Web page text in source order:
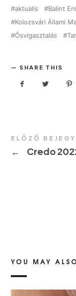
aktualis Balint
Kolozsvári Állami
Ősvigasztalás
SHARE THIS
ELŐZŐ
← Credo
YOU MAY